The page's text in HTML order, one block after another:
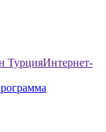
ТурцияИнтернет-